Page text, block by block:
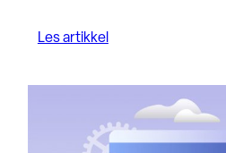
Les artikkel